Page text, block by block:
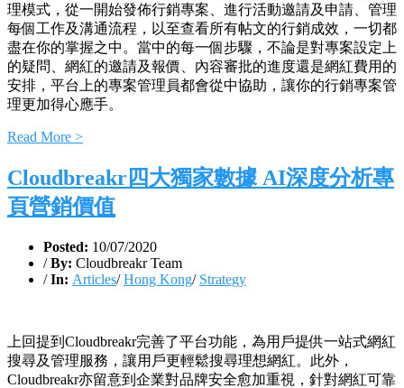
理模式，從一開始發佈行銷專案、進行活動邀請及申請、管理
每個工作及溝通流程，以至查看所有帖文的行銷成效，一切都
盡在你的掌握之中。當中的每一個步驟，不論是對專案設定上
的疑問、網紅的邀請及報價、內容審批的進度還是網紅費用的
安排，平台上的專案管理員都會從中協助，讓你的行銷專案管
理更加得心應手。
Read More >
Cloudbreakr四大獨家數據 AI深度分析專
頁營銷價值
Posted: 10/07/2020
/ By: Cloudbreakr Team
/ In: Articles/Hong Kong/ Strategy
上回提到Cloudbreakr完善了平台功能，為用戶提供一站式網紅
搜尋及管理服務，讓用戶更輕鬆搜尋理想網紅。此外，
Cloudbreakr亦留意到企業對品牌安全愈加重視，針對網紅可靠